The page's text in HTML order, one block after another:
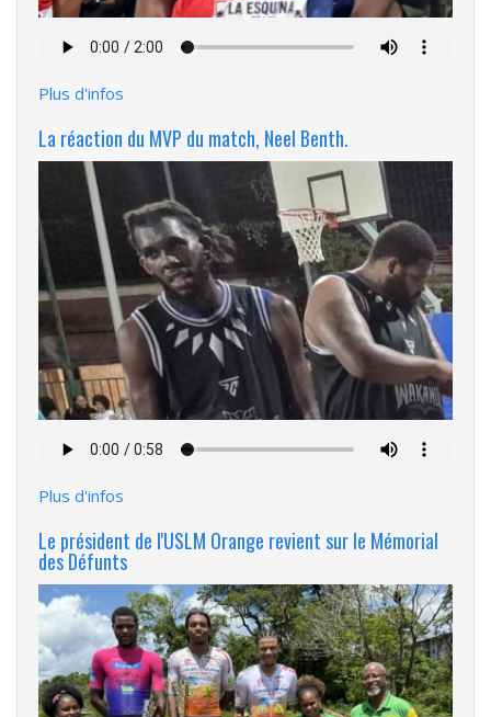
audio
Plus d'infos
La réaction du MVP du match, Neel Benth.
audio
Plus d'infos
Le président de l'USLM Orange revient sur le Mémorial
des Défunts